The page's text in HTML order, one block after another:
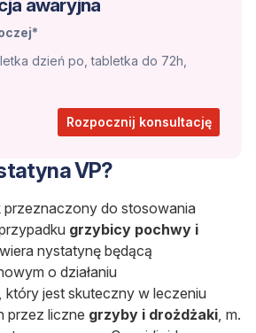
awaryjna
dzień po, tabletka do 72h,
Rozpocznij konsultację
VP?
przeznaczony do stosowania
grzybicy pochwy i
nystatynę będącą
o działaniu
jest skuteczny w leczeniu
przez liczne grzyby i drożdżaki , m.